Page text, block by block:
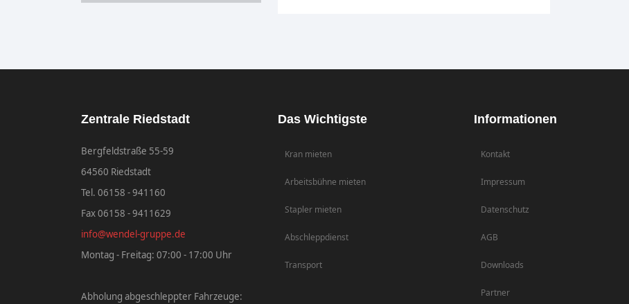
Zentrale Riedstadt
Bergfeldstraße 55-59
64560 Riedstadt
Tel. 06158 - 941160
Fax 06158 - 9411629
info@wendel-gruppe.de
Montag - Freitag: 07:00 - 17:00 Uhr
Abholung abgeschleppter Fahrzeuge:
Das Wichtigste
Kran mieten
Arbeitsbühne mieten
Stapler mieten
Abschleppdienst
Transport
Informationen
Kontakt
Impressum
Datenschutz
AGB
Downloads
Partner